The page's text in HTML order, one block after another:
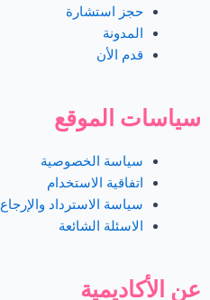
حجز استشارة
المدونة
قدم الأن
سياسات الموقع
سياسة الخصوصية
اتفاقية الاستخدام
سياسة الاسترداد والإرجاع
الاسئلة الشائعة
عن الأكاديمية